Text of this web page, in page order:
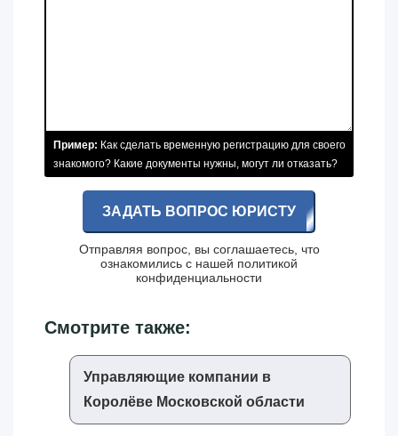
Пример: Как сделать временную регистрацию для своего
знакомого? Какие документы нужны, могут ли отказать?
ЗАДАТЬ ВОПРОС ЮРИСТУ
Отправляя вопрос, вы соглашаетесь, что
ознакомились с нашей политикой
конфиденциальности
Смотрите также:
Управляющие компании в
Королёве Московской области